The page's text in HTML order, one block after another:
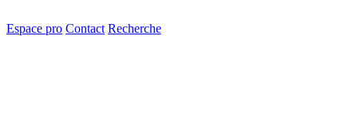
Espace pro Contact Recherche